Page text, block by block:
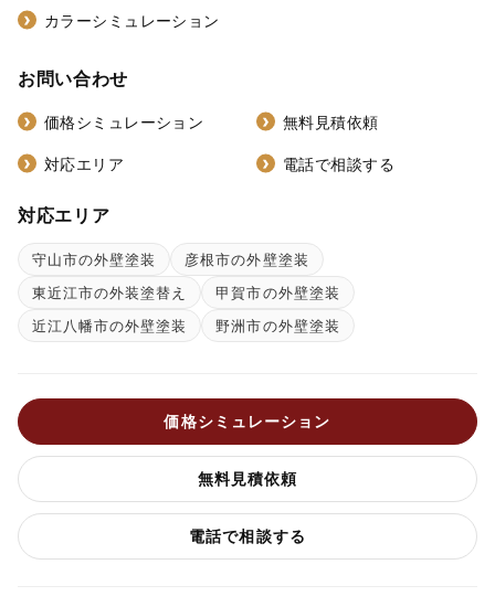
カラーシミュレーション
お問い合わせ
価格シミュレーション 無料見積依頼
対応エリア 電話で相談する
対応エリア
守山市の外壁塗装
彦根市の外壁塗装
東近江市の外装塗替え
甲賀市の外壁塗装
近江八幡市の外壁塗装
野洲市の外壁塗装
価格シミュレーション
無料見積依頼
電話で相談する